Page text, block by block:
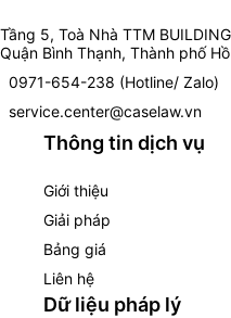
Tầng 5, Toà Nhà TTM
Quận Bình Thạnh, Thành phố
0971-654-238 (Hotline/ Zalo)
service.center@caselaw.vn
Thông tin dịch vụ
Giới thiệu
Giải pháp
Bảng giá
Liên hệ
Dữ liệu pháp lý